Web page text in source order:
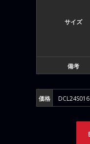
サイズ
備考
価格